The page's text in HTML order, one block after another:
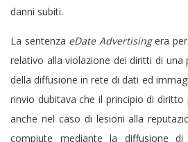
danni subiti.
La sentenza eDate Advertisingera
relativo alla violazione dei diritti di
della diffusione in rete di dati ed
rinvio dubitava che il principio di
anche nel caso di lesioni alla
compiute mediante la diffusione di